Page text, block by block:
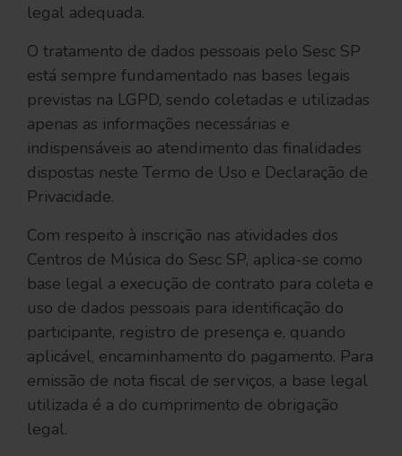
legal adequada.
O tratamento de dados pessoais pelo Sesc SP
está sempre fundamentado nas bases legais
previstas na LGPD, sendo coletadas e utilizadas
apenas as informações necessárias e
indispensáveis ao atendimento das finalidades
dispostas neste Termo de Uso e Declaração de
Privacidade.
Com respeito à inscrição nas atividades dos
Centros de Música do Sesc SP, aplica-se como
base legal a execução de contrato para coleta e
uso de dados pessoais para identificação do
participante, registro de presença e, quando
aplicável, encaminhamento do pagamento. Para
emissão de nota fiscal de serviços, a base legal
utilizada é a do cumprimento de obrigação
legal.